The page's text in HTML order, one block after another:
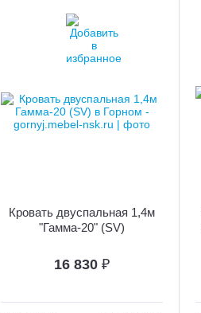
Кровать двуспальная 1,4м
"Гамма-20" (SV)
16 830 ₽